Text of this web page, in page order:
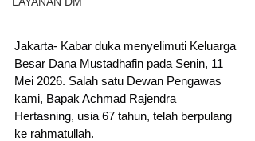
Jakarta- Kabar duka menyelimuti Keluarga
Besar Dana Mustadhafin pada Senin, 11
Mei 2026. Salah satu Dewan Pengawas
kami, Bapak Achmad Rajendra
Hertasning, usia 67 tahun, telah berpulang
ke rahmatullah.